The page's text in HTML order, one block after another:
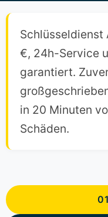
Schlüsseldienst
€, 24h-Service
garantiert.
in 20 Minuten
Schäden.